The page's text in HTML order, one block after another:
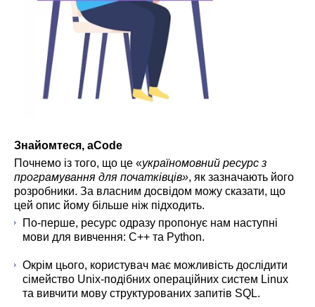
Знайомтеся, aCode
Почнемо із того, що це «україномовний ресурс з
програмування для початківців», як зазначають його
розробники. За власним досвідом можу сказати, що
цей опис йому більше ніж підходить.
По-перше, ресурс одразу пропонує нам наступні
мови для вивчення: C++ та Python.
Окрім цього, користувач має можливість дослідити
сімейство Unix-подібних операційних систем Linux
та вивчити мову структурованих запитів SQL.